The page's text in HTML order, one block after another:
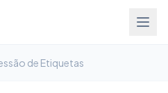
de Etiquetas